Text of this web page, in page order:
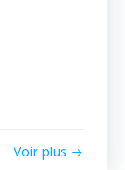
Voir plus